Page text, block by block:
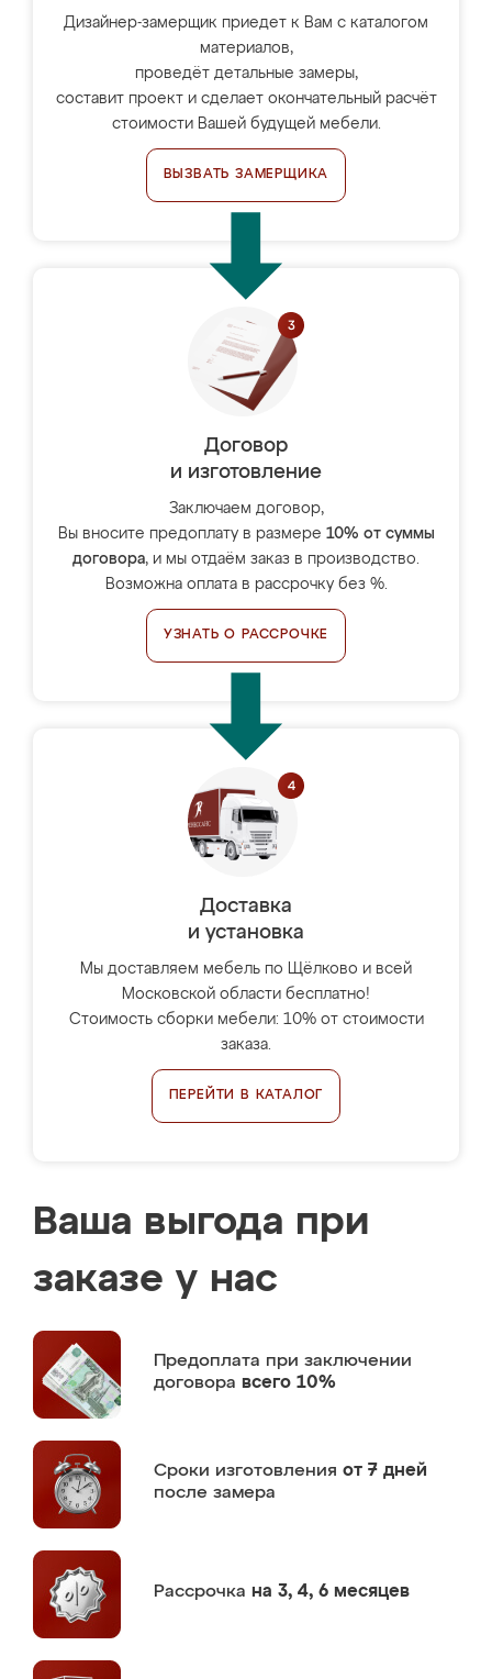
Дизайнер-замерщик приедет к Вам с каталогом
материалов,
проведёт детальные замеры,
составит проект и сделает окончательный расчёт
стоимости Вашей будущей мебели.
ВЫЗВАТЬ ЗАМЕРЩИКА
Договор
и изготовление
Заключаем договор,
Вы вносите предоплату в размере 10% от суммы
договора, и мы отдаём заказ в производство.
Возможна оплата в рассрочку без %.
УЗНАТЬ О РАССРОЧКЕ
Доставка
и установка
Мы доставляем мебель по Щёлково и всей
Московской области бесплатно!
Стоимость сборки мебели: 10% от стоимости
заказа.
ПЕРЕЙТИ В КАТАЛОГ
Ваша выгода при
заказе у нас
Предоплата при заключении
договора всего 10%
Сроки изготовления от 7 дней
после замера
Рассрочка на 3, 4, 6 месяцев